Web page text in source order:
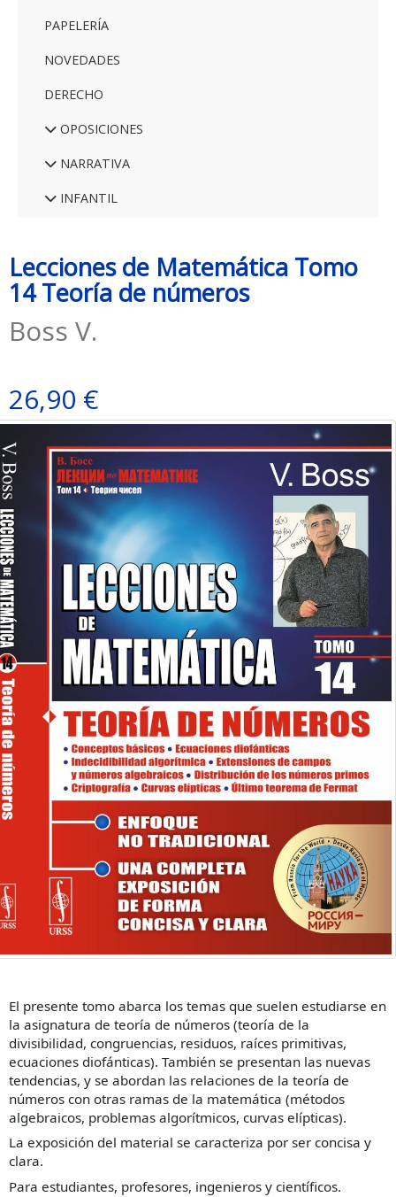
PAPELERÍA
NOVEDADES
DERECHO
OPOSICIONES
NARRATIVA
INFANTIL
Lecciones de Matemática Тomo
14 Teoría de números
Boss V.
26,90 €
El presente tomo abarca los temas que suelen estudiarse en
la asignatura de teoría de números (teoría de la
divisibilidad, congruencias, residuos, raíces primitivas,
ecuaciones diofánticas). También se presentan las nuevas
tendencias, y se abordan las relaciones de la teoría de
números con otras ramas de la matemática (métodos
algebraicos, problemas algorítmicos, curvas elípticas).
La exposición del material se caracteriza por ser concisa y
clara.
Para estudiantes, profesores, ingenieros y científicos.